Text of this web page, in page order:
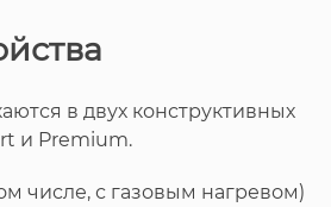
в двух конструктивных
и Premium.
числе, с газовым нагревом)